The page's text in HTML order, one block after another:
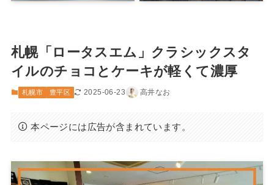
札幌「ロータスエム」クラシックスタ
イルのチョコとケーキが軽くて濃厚
札幌市 豊平区 2025-06-23 高井なお
本ページには広告が含まれています。